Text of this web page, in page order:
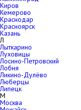
Киров
Кемерово
Краснодар
Красноярск
Казань
Л
Лыткарино
Луховицы
Лосино-Петровский
Лобня
Ликино-Дулёво
Люберцы
Липецк
М
Москва